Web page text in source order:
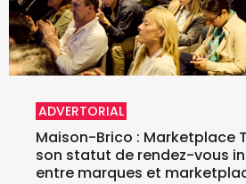
ADVERTORIAL
Maison-Brico : Marketplace
son statut de rendez-vous
entre marques et